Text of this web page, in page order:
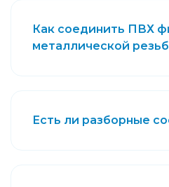
Как соединить ПВХ
металлической
Есть ли разборные